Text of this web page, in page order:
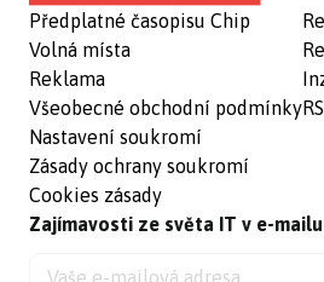
Předplatné časopisu Chip
Volná místa
Reklama
Všeobecné obchodní podmínky
Nastavení soukromí
Zásady ochrany soukromí
Cookies zásady
Zajímavosti ze světa IT v e-mailu